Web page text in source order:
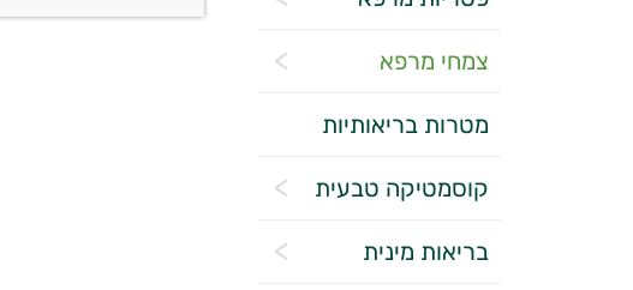
צמחי מרפא
מטרות בריאותיות
קוסמטיקה טבעית
בריאות מינית